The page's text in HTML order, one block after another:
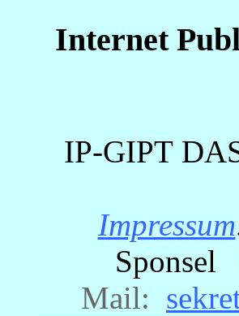
Internet
IP-GIPT
Impressum
Sponsel
Mail: